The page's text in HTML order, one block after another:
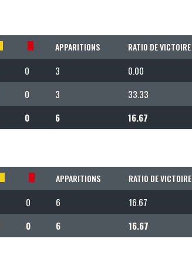
APPARITIONS RATIO DE VICTOIRE
0 3 0.00
0 3 33.33
0 6 16.67
APPARITIONS RATIO DE VICTOIRE
0 6 16.67
0 6 16.67